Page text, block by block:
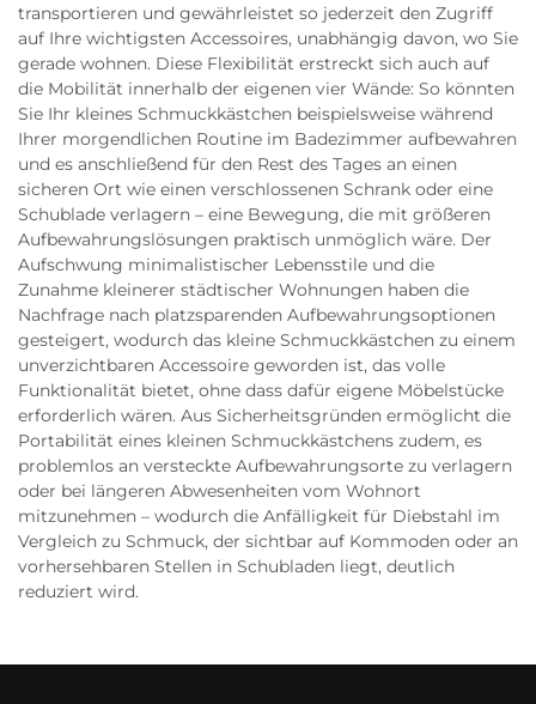
transportieren und gewährleistet so jederzeit den Zugriff
auf Ihre wichtigsten Accessoires, unabhängig davon, wo Sie
gerade wohnen. Diese Flexibilität erstreckt sich auch auf
die Mobilität innerhalb der eigenen vier Wände: So könnten
Sie Ihr kleines Schmuckkästchen beispielsweise während
Ihrer morgendlichen Routine im Badezimmer aufbewahren
und es anschließend für den Rest des Tages an einen
sicheren Ort wie einen verschlossenen Schrank oder eine
Schublade verlagern – eine Bewegung, die mit größeren
Aufbewahrungslösungen praktisch unmöglich wäre. Der
Aufschwung minimalistischer Lebensstile und die
Zunahme kleinerer städtischer Wohnungen haben die
Nachfrage nach platzsparenden Aufbewahrungsoptionen
gesteigert, wodurch das kleine Schmuckkästchen zu einem
unverzichtbaren Accessoire geworden ist, das volle
Funktionalität bietet, ohne dass dafür eigene Möbelstücke
erforderlich wären. Aus Sicherheitsgründen ermöglicht die
Portabilität eines kleinen Schmuckkästchens zudem, es
problemlos an versteckte Aufbewahrungsorte zu verlagern
oder bei längeren Abwesenheiten vom Wohnort
mitzunehmen – wodurch die Anfälligkeit für Diebstahl im
Vergleich zu Schmuck, der sichtbar auf Kommoden oder an
vorhersehbaren Stellen in Schubladen liegt, deutlich
reduziert wird.